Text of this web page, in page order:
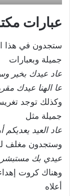
عبارات
ستجدون في هذا
جميلة وبعبارات
عاد عيدك بخير
عا الهنا عيدك
وكذلك توجد
جميلة مثل
عاد العيد يعديكم
وستجدون مغلف
عيدي بك
وهناك كروت
أعلاه